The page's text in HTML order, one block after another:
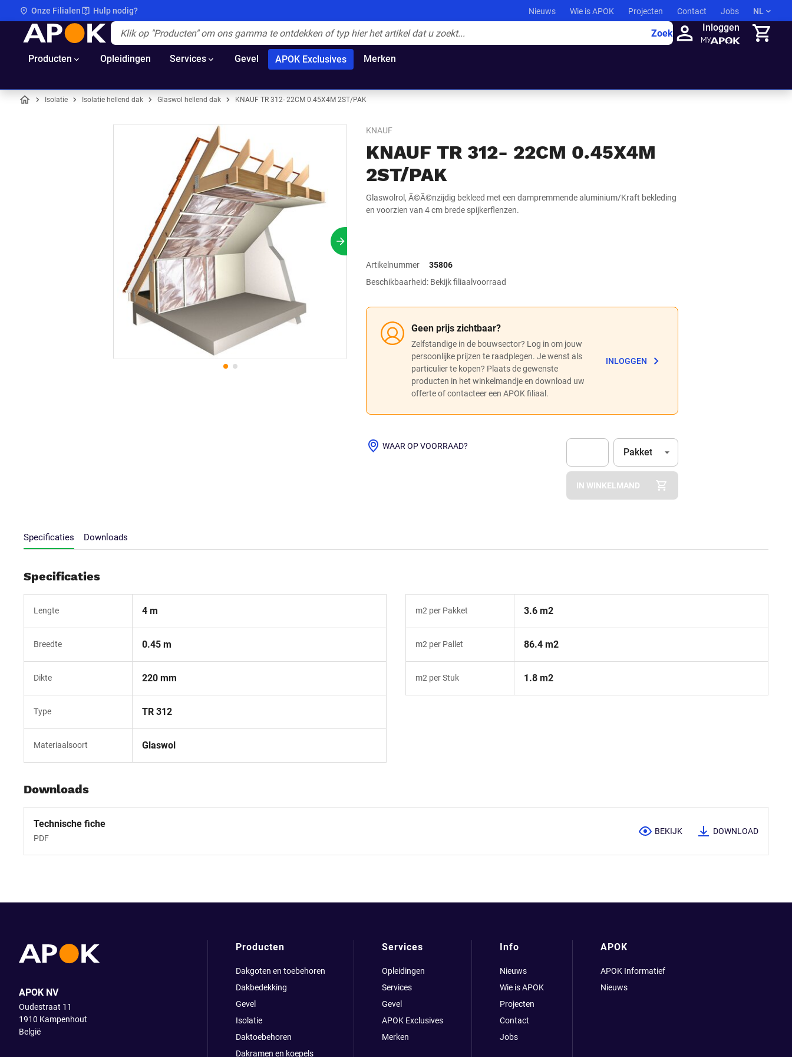
Onze Filialen Hulp nodig? Nieuws Wie is APOK Projecten Contact Jobs NL
APOK Zoek
Inloggen
Producten Opleidingen Services Gevel APOK Exclusives Merken
Isolatie Isolatie hellend dak Glaswol hellend dak KNAUF TR 312- 22CM 0.45X4M 2ST/PAK
KNAUF
KNAUF TR 312- 22CM 0.45X4M
2ST/PAK
Glaswolrol, Ã©Ã©nzijdig bekleed met een dampremmende aluminium/Kraft bekleding
en voorzien van 4 cm brede spijkerflenzen.
Volgende slide
Artikelnummer
35806
Beschikbaarheid: Bekijk filiaalvoorraad
Geen prijs zichtbaar?
Zelfstandige in de bouwsector? Log in om jouw
persoonlijke prijzen te raadplegen. Je wenst als
particulier te kopen? Plaats de gewenste
producten in het winkelmandje en download uw
offerte of contacteer een APOK filiaal.
INLOGGEN
WAAR OP VOORRAAD?
Apok.Product.Detail.AddToCart.Quantity
Eenheid (Optioneel)
Pakket
IN WINKELMAND
Specificaties Downloads
Specificaties
Lengte 4 m
Breedte 0.45 m
Dikte 220 mm
Type TR 312
Materiaalsoort Glaswol
m2 per Pakket 3.6 m2
m2 per Pallet 86.4 m2
m2 per Stuk 1.8 m2
Downloads
Technische fiche
PDF
BEKIJK DOWNLOAD
APOK NV
Oudestraat 11
1910 Kampenhout
België
Producten
Dakgoten en toebehoren
Dakbedekking
Gevel
Isolatie
Daktoebehoren
Dakramen en koepels
Services
Opleidingen
Services
Gevel
APOK Exclusives
Merken
Info
Nieuws
Wie is APOK
Projecten
Contact
Jobs
APOK
APOK Informatief
Nieuws